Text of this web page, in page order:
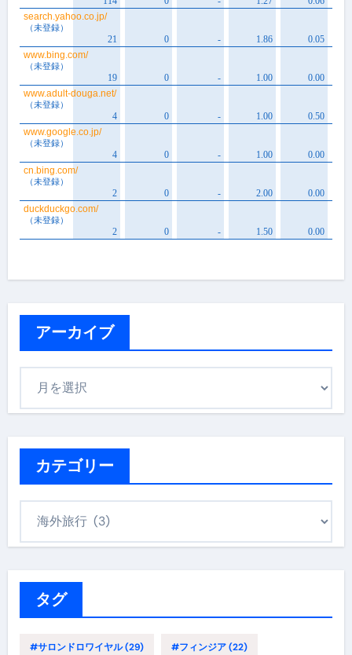
アーカイブ
カテゴリー
タグ
#サロンドロワイヤル(29) #フィンジア(22)